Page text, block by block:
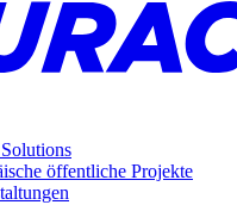
öffentliche Projekte